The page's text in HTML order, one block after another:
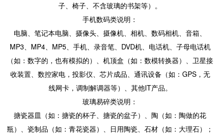
子、椅子、不含玻璃的书架等）。
手机数码类说明：
电脑、笔记本电脑、摄像头、摄像机、相机、数码相机、音箱、
MP3、MP4、MP5、手机、录音笔、DVD机、电话机、子母电话机
（如：数字的，也有模拟的）、机顶盒（如：数模转换器）、卫星接
收装置、数控家电，投影仪、芯片成品、通讯设备（如：GPS，无
线网卡，调制解调器等）、其他IT产品。
玻璃易碎类说明：
搪瓷器皿（如：搪瓷的杯子、搪瓷的盆子）、陶（如：陶做的花
瓶）、瓷制品（如：青花瓷器）、日用陶瓷、石材（如：大理石）；